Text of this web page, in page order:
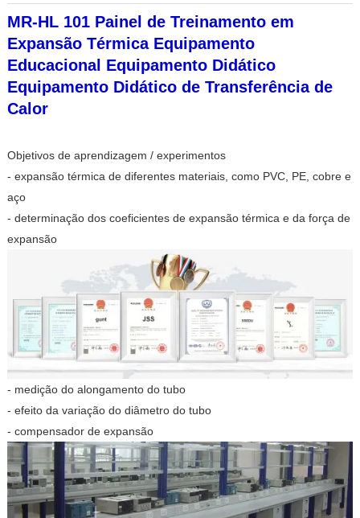
MR-HL 101 Painel de Treinamento em
Expansão Térmica Equipamento
Educacional Equipamento Didático
Equipamento Didático de Transferência de
Calor
Objetivos de aprendizagem / experimentos
- expansão térmica de diferentes materiais, como PVC, PE, cobre e
aço
- determinação dos coeficientes de expansão térmica e da força de
expansão
- medição do alongamento do tubo
- efeito da variação do diâmetro do tubo
- compensador de expansão